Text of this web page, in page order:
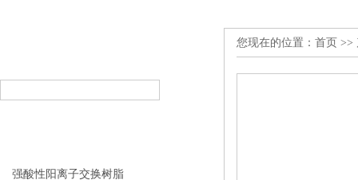
强酸性阳离子交换树脂
您现在的位置： 首页 >>